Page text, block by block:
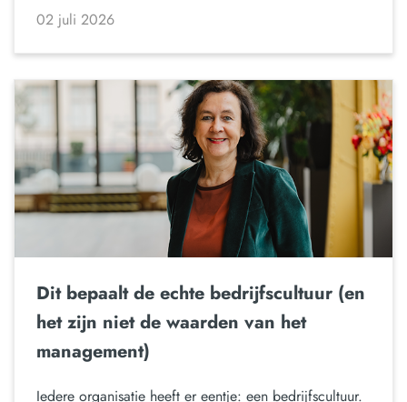
02 juli 2026
Dit bepaalt de echte bedrijfscultuur (en
het zijn niet de waarden van het
management)
Iedere organisatie heeft er eentje: een bedrijfscultuur.